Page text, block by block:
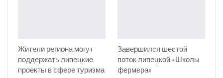
Жители региона могут
поддержать липецкие
проекты в сфере туризма
Завершился шестой
поток липецкой «Школы
фермера»